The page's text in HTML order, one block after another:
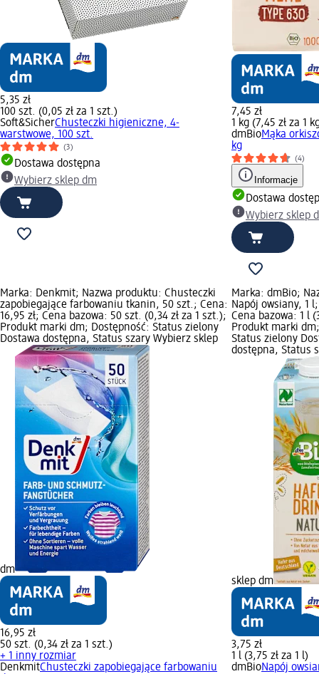
5,35 zł
100 szt. (0,05 zł za 1 szt.)
Soft&SicherChusteczki higieniczne, 4-
warstwowe, 100 szt.
(3)
Dostawa dostępna
Wybierz sklep dm
7,45 zł
1 kg (7,45 zł za 1
dmBioMąka
kg
(4)
Informacje
Dostawa
Wybierz sklep
Marka: Denkmit; Nazwa produktu: Chusteczki
zapobiegające farbowaniu tkanin, 50 szt.; Cena:
16,95 zł; Cena bazowa: 50 szt. (0,34 zł za 1 szt.);
Produkt marki dm; Dostępność: Status zielony
Dostawa dostępna, Status szary Wybierz sklep
dm
16,95 zł
50 szt. (0,34 zł za 1 szt.)
+ 1 inny rozmiar
DenkmitChusteczki zapobiegające farbowaniu
Marka: dmBio;
Napój owsiany, 1
Cena bazowa: 1 l
Produkt marki
Status zielony
dostępna, Status
sklep dm
3,75 zł
1 l (3,75 zł za 1 l)
dmBioNapój